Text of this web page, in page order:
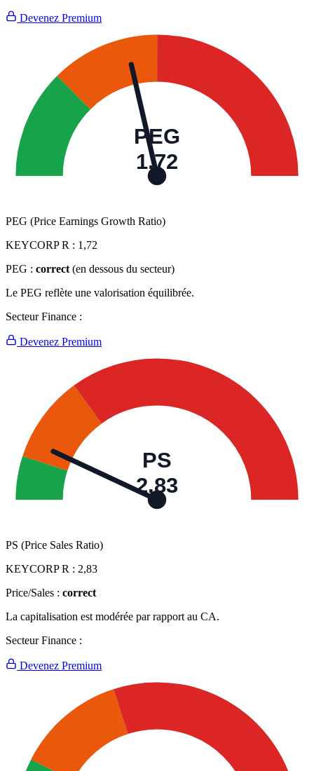
Devenez Premium
PEG
1,72
PEG (Price Earnings Growth Ratio)
KEYCORP R : 1,72
PEG : correct (en dessous du secteur)
Le PEG reflète une valorisation équilibrée.
Secteur Finance :
Devenez Premium
PS
2,83
PS (Price Sales Ratio)
KEYCORP R : 2,83
Price/Sales : correct
La capitalisation est modérée par rapport au CA.
Secteur Finance :
Devenez Premium